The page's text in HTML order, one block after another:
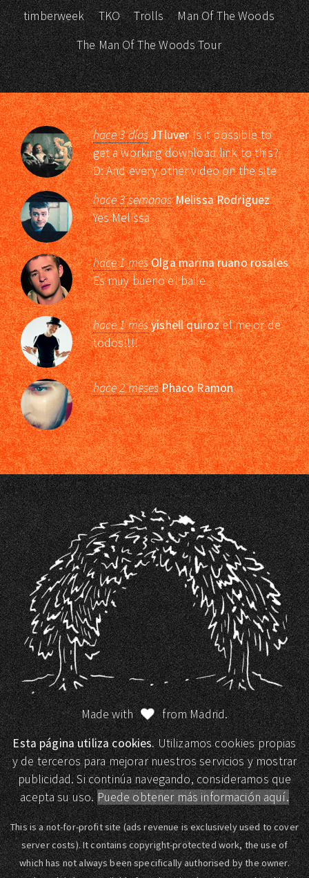
timberweek
TKO Trolls
Man Of The Woods
The Man Of The Woods Tour
hace 3 díasJTluverIs it possible to
get a working download link to this?
D: And every other video on the site
hace 3 semanasMelissa Rodriguez
Yes Melissa
hace 1 mesOlga marina ruano rosales
Es muy bueno el baile
hace 1 mesyishell quirozel mejor de
todos!!!!
hace 2 mesesPhaco Ramon
Made with
from Madrid.
Esta página utiliza cookies.Utilizamos cookies propias
y de terceros para mejorar nuestros servicios y mostrar
publicidad. Si continúa navegando, consideramos que
acepta su uso.Puede obtener más información aquí.
This is a not-for-profit site (ads revenue is exclusively used to cover
server costs). It contains copyright-protected work, the use of
which has not always been specifically authorised by the owner.